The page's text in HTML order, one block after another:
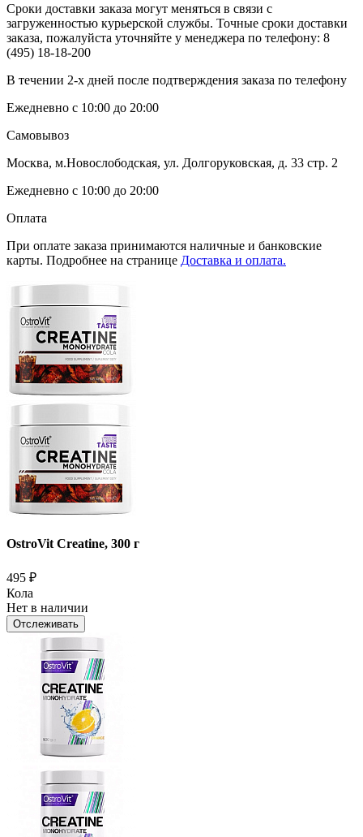
Сроки доставки заказа могут меняться в связи с
загруженностью курьерской службы. Точные сроки доставки
заказа, пожалуйста уточняйте у менеджера по телефону: 8
(495) 18-18-200
В течении 2-х дней после подтверждения заказа по телефону
Ежедневно с 10:00 до 20:00
Самовывоз
Москва, м.Новослободская, ул. Долгоруковская, д. 33 стр. 2
Ежедневно с 10:00 до 20:00
Оплата
При оплате заказа принимаются наличные и банковские
карты. Подробнее на странице Доставка и оплата.
OstroVit Creatine, 300 г
495 ₽
Кола
Нет в наличии
Отслеживать